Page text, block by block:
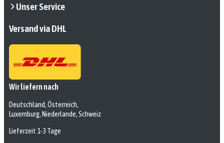
Unser Service
Versand via DHL
Wir liefern nach
Deutschland, Österreich,
Luxemburg, Niederlande, Schweiz
Lieferzeit 1-3 Tage